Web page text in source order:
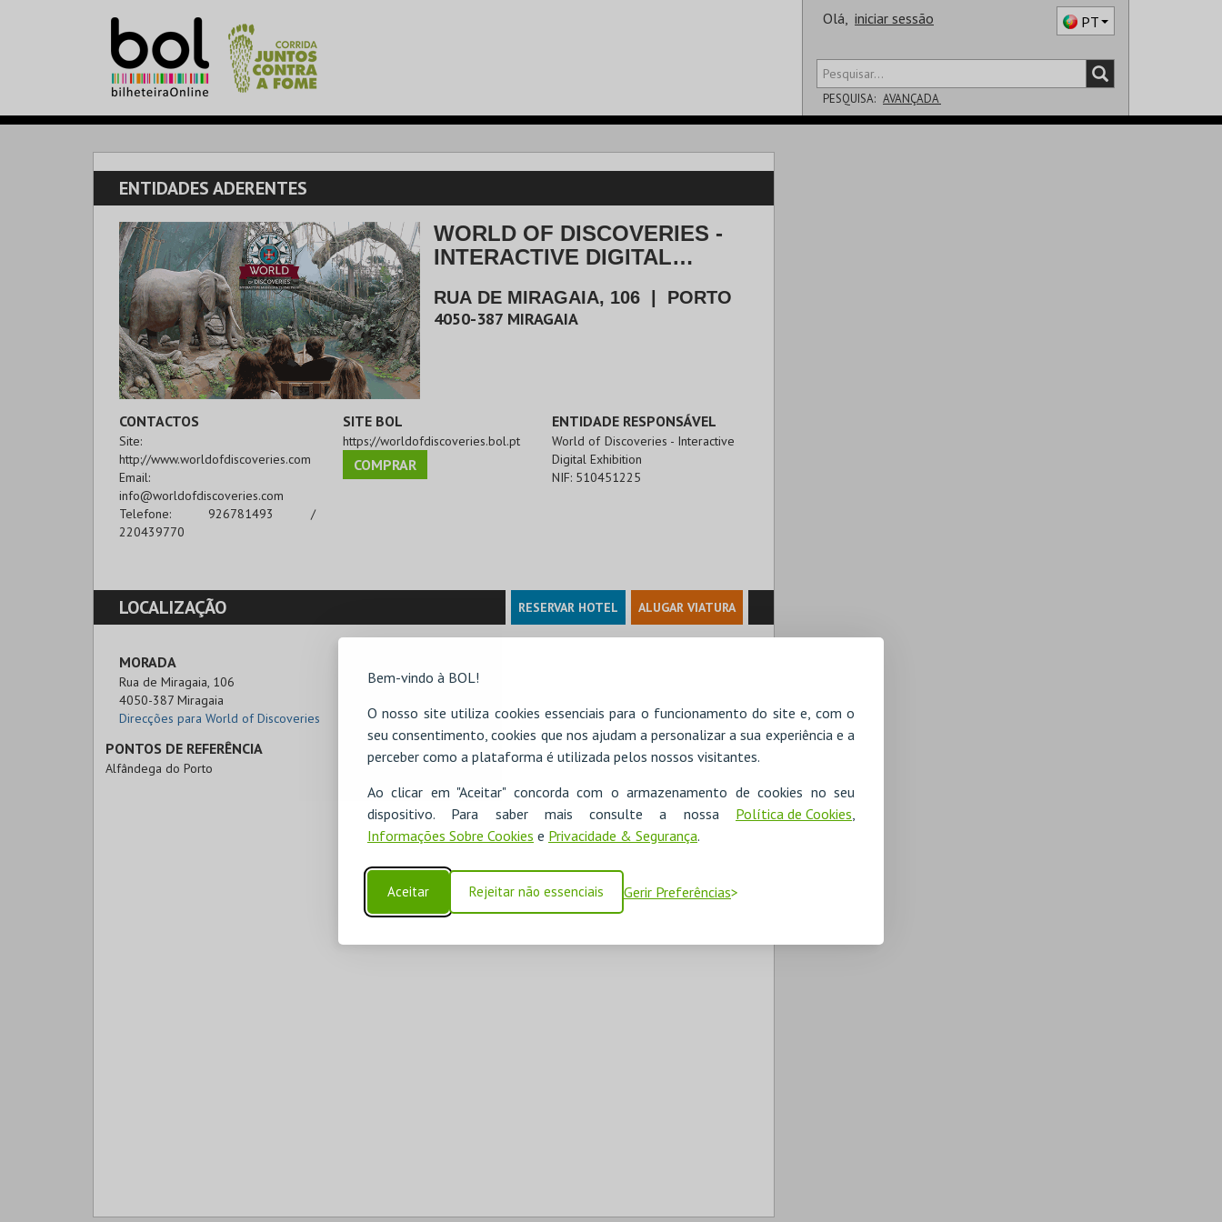
Bem-vindo à BOL!
O nosso site utiliza cookies essenciais para o funcionamento do site e, com o
seu consentimento, cookies que nos ajudam a personalizar a sua experiência e a
perceber como a plataforma é utilizada pelos nossos visitantes.
Ao clicar em "Aceitar" concorda com o armazenamento de cookies no seu
dispositivo. Para saber mais consulte a nossa Política de Cookies
Informações Sobre Cookies e Privacidade & Segurança.
Aceitar Rejeitar não essenciais Gerir Preferências
Olá, iniciar sessão PT
PESQUISA: AVANÇADA
ENTIDADES ADERENTES
WORLD OF DISCOVERIES -
INTERACTIVE DIGITAL
RUA DE MIRAGAIA, 106 PORTO
4050-387 MIRAGAIA
CONTACTOS
Site:
http://www.worldofdiscoveries.com
Email:
info@worldofdiscoveries.com
Telefone: 926781493 /
220439770
SITE BOL
https://worldofdiscoveries.bol.pt
COMPRAR
ENTIDADE RESPONSÁVEL
World of Discoveries - Interactive
Digital Exhibition
NIF: 510451225
LOCALIZAÇÃO RESERVAR HOTEL ALUGAR VIATURA
MORADA
Rua de Miragaia, 106
4050-387 Miragaia
Direcções para World of Discoveries
PONTOS DE REFERÊNCIA
Alfândega do Porto